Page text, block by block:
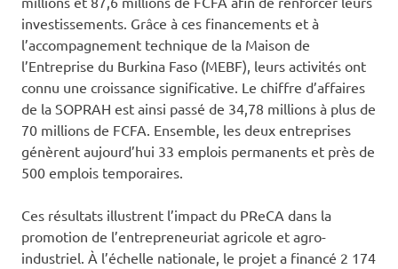
investissements. Grâce à ces financements et à
l’accompagnement technique de la Maison de
l’Entreprise du Burkina Faso (MEBF), leurs activités ont
connu une croissance significative. Le chiffre d’affaires
de la SOPRAH est ainsi passé de 34,78 millions à plus de
70 millions de FCFA. Ensemble, les deux entreprises
génèrent aujourd’hui 33 emplois permanents et près de
500 emplois temporaires.
Ces résultats illustrent l’impact du PReCA dans la
promotion de l’entrepreneuriat agricole et agro-
industriel. À l’échelle nationale, le projet a financé 2 174